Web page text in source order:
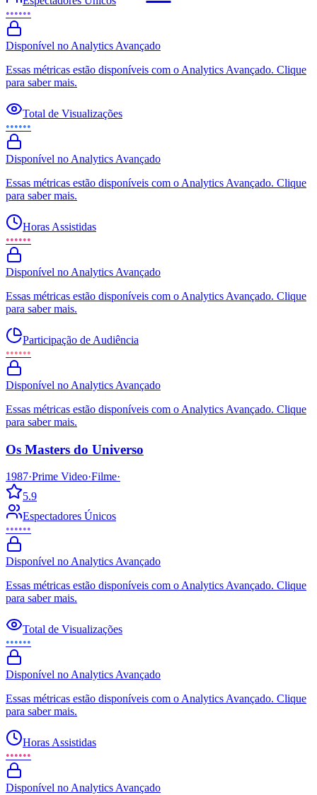
••••••
Disponível no Analytics Avançado
Essas métricas estão disponíveis com o Analytics Avançado. Clique
para saber mais.
Total de Visualizações
••••••
Disponível no Analytics Avançado
Essas métricas estão disponíveis com o Analytics Avançado. Clique
para saber mais.
Horas Assistidas
••••••
Disponível no Analytics Avançado
Essas métricas estão disponíveis com o Analytics Avançado. Clique
para saber mais.
Participação de Audiência
••••••
Disponível no Analytics Avançado
Essas métricas estão disponíveis com o Analytics Avançado. Clique
para saber mais.
Os Masters do Universo
1987·Prime Video·Filme·
5.9
Espectadores Únicos
••••••
Disponível no Analytics Avançado
Essas métricas estão disponíveis com o Analytics Avançado. Clique
para saber mais.
Total de Visualizações
••••••
Disponível no Analytics Avançado
Essas métricas estão disponíveis com o Analytics Avançado. Clique
para saber mais.
Horas Assistidas
••••••
Disponível no Analytics Avançado